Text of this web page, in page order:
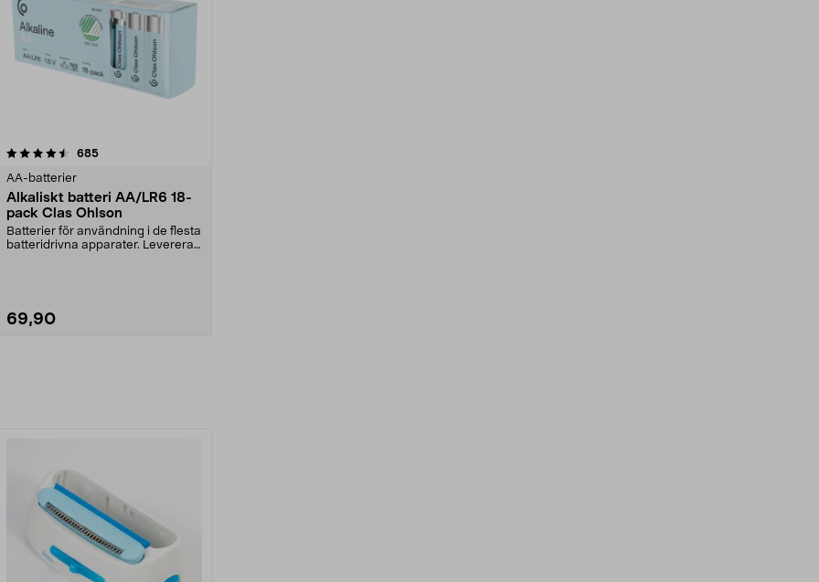
685recensioner
AA-batterier
Alkaliskt batteri AA/LR6 18-
pack Clas Ohlson
Batterier för användning i de flesta
batteridrivna apparater. Levereras
69,90